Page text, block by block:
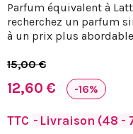
Parfum équivalent à
recherchez un parfum
à un prix plus
15,00 €
12,60 € -16%
TTC Livraison (48 -